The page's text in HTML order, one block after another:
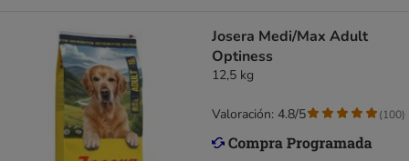
Josera Medi/Max Adult
Optiness
12,5 kg
Valoración: 4.8/5 (100)